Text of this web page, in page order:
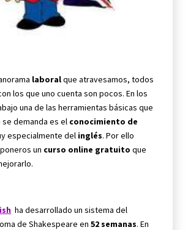
laboralque atravesamos, todos
los que uno cuenta son pocos. En los
una de las herramientas básicas que
se demanda es el conocimiento de
especialmente del inglés. Por ello
un curso online gratuito que
ha desarrollado un sistema del
de Shakespeare en 52 semanas. En